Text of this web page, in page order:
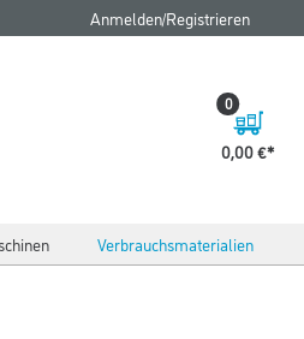
Anmelden/Registrieren
0,00 €
0
Verbrauchsmaterialien